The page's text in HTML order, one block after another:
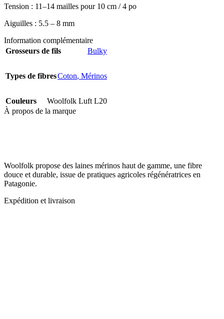
Tension : 11–14 mailles pour 10 cm / 4 po
Aiguilles : 5.5 – 8 mm
Information complémentaire
Grosseurs de fils
Bulky
Types de fibresCoton, Mérinos
Couleurs
Woolfolk Luft L20
À propos de la marque
Woolfolk propose des laines mérinos haut de gamme, une fibre
douce et durable, issue de pratiques agricoles régénératrices en
Patagonie.
Expédition et livraison